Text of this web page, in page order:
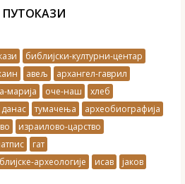
ПУТОКАЗИ
библијски-културни-центар
авељ
архангел-гаврил
марија оче-наш
хлеб
данас тумачења
археобиографија
израилово-царство
гат
археологије
исав јаков